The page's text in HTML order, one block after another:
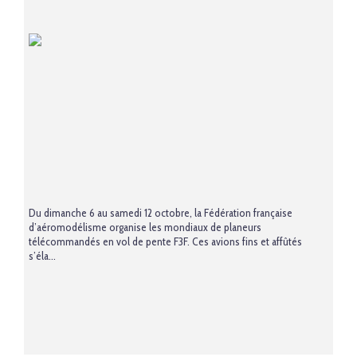
Du dimanche 6 au samedi 12 octobre, la Fédération française
d’aéromodélisme organise les mondiaux de planeurs
télécommandés en vol de pente F3F. Ces avions fins et affûtés
s’éla...